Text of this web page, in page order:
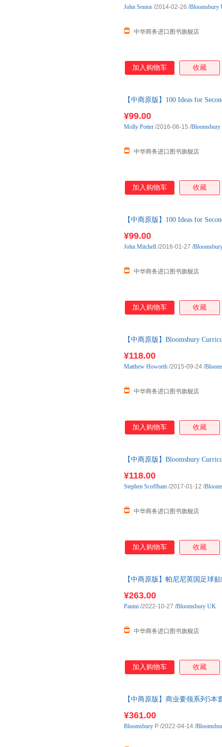
中华商务进口图书旗舰店
John Senior /2014-02-26 /Bloomsbury
加入购物车 收藏
【中商原版】100 Ideas for
¥99.00
中华商务进口图书旗舰店
Molly Potter /2016-06-15 /
加入购物车 收藏
【中商原版】100 Ideas for
¥99.00
中华商务进口图书旗舰店
John Mitchell /2016-01-27 /
加入购物车 收藏
【中商原版】Bloomsbury
¥118.00
中华商务进口图书旗舰店
Matthew Howorth /2015-09-24 /
加入购物车 收藏
【中商原版】Bloomsbury
¥118.00
中华商务进口图书旗舰店
Stephen Scoffham /2017-01-12 /
加入购物车 收藏
【中商原版】帕尼尼英国足球
¥263.00
中华商务进口图书旗舰店
Panini /2022-10-27 /Bloomsbury UK
加入购物车 收藏
【中商原版】商业要领系列5本
¥361.00
Bloomsbury P /2022-04-14 /